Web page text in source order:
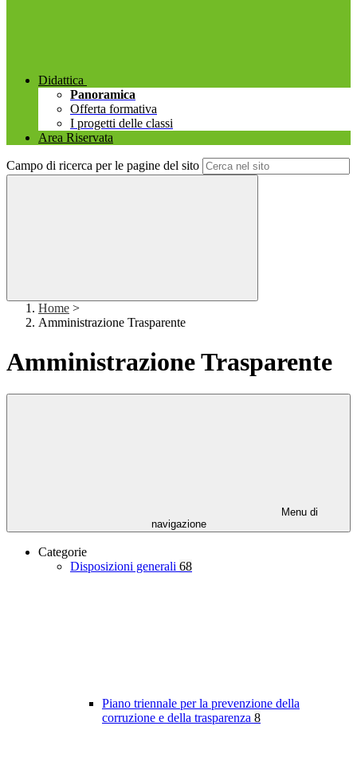
Didattica
Panoramica
Offerta formativa
I progetti delle classi
Area Riservata
Campo di ricerca per le pagine del sito
Home >
Amministrazione Trasparente
Amministrazione Trasparente
Menu di
navigazione
Categorie
Disposizioni generali 68
Piano triennale per la prevenzione della
corruzione e della trasparenza 8